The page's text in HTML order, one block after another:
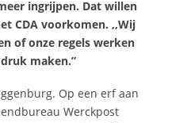
ingrijpen. Dat willen
CDA voorkomen. ,,Wij
of onze regels werken
maken.”
Op een erf aan
Werckpost